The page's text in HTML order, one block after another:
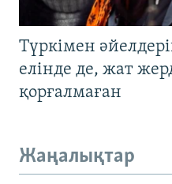
Түркімен
елінде де, жат
қорғалмаған
Жаңалықтар